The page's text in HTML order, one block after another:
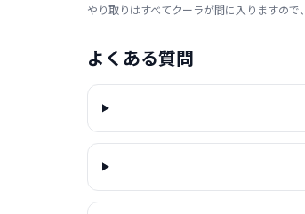
やり取りはすべてクーラが間に入りますので
よくある質問